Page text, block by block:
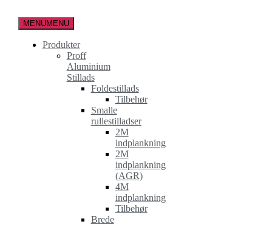
indholdet
MENUMENU
Produkter
Proff
Aluminium
Stillads
Foldestillads
Tilbehør
Smalle
rullestilladser
2M
indplankning
2M
indplankning
(AGR)
4M
indplankning
Tilbehør
Brede